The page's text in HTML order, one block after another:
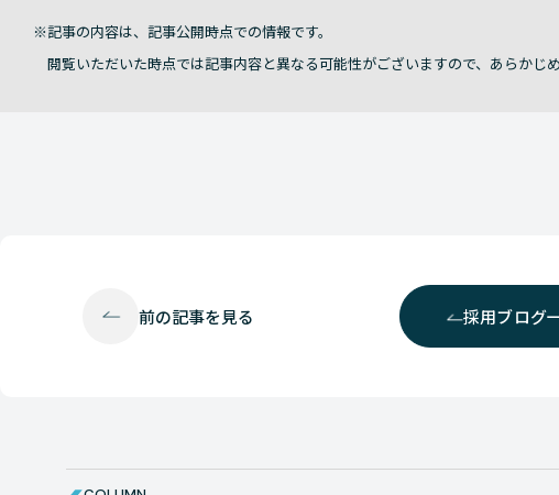
記事の内容は、記事公開時点での情報です。
閲覧いただいた時点では記事内容と異なる可能性がございますので、あらかじ
前の記事を見る 採用ブログ